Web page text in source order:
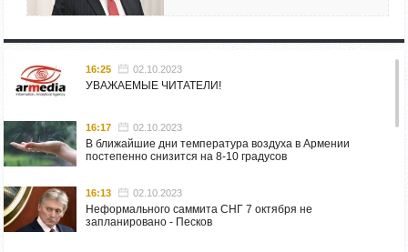
16:25 02.10.2023
УВАЖАЕМЫЕ ЧИТАТЕЛИ!
16:17 02.10.2023
В ближайшие дни температура воздуха в Армении
постепенно снизится на 8-10 градусов
16:13 02.10.2023
Неформального саммита СНГ 7 октября не
запланировано - Песков